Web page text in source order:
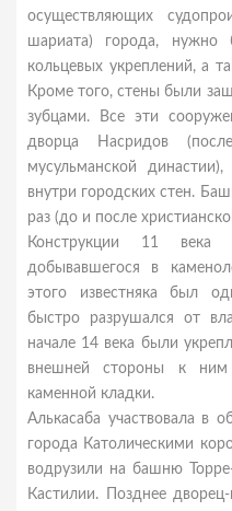
осуществляющих
шариата) города, нужно
кольцевых укреплений, а
Кроме того, стены были
зубцами. Все эти
дворца Насридов
мусульманской
внутри городских стен.
раз (до и после
Конструкции 11 века
добывавшегося в
этого известняка был
быстро разрушался от
начале 14 века были
внешней стороны к
каменной кладки.
Алькасаба участвовала в
города Католическими
водрузили на башню
Кастилии. Позднее